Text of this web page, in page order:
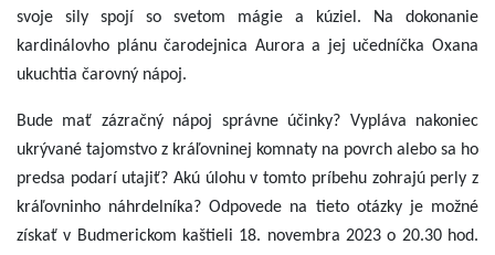
svoje sily spojí so svetom mágie a kúziel. Na dokonanie
kardinálovho plánu čarodejnica Aurora a jej učedníčka Oxana
ukuchtia čarovný nápoj.
Bude mať zázračný nápoj správne účinky? Vypláva nakoniec
ukrývané tajomstvo z kráľovninej komnaty na povrch alebo sa ho
predsa podarí utajiť? Akú úlohu v tomto príbehu zohrajú perly z
kráľovninho náhrdelníka?Odpovede na tieto otázky je možné
získať v Budmerickom kaštieli 18. novembra 2023 o 20.30 hod.